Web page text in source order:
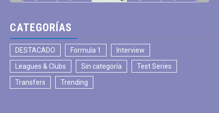
CATEGORÍAS
DESTACADO Formula 1 Interview
Leagues & Clubs Sin categoría Test Series
Transfers Trending